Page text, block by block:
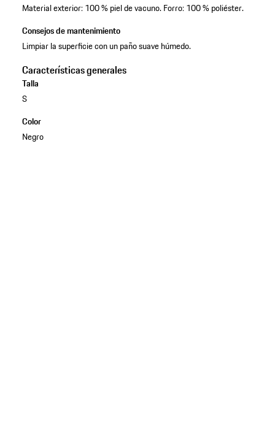
Material exterior: 100 % piel de vacuno. Forro: 100 % poliéster.
Consejos de mantenimiento
Limpiar la superficie con un paño suave húmedo.
Características generales
Talla
S
Color
Negro